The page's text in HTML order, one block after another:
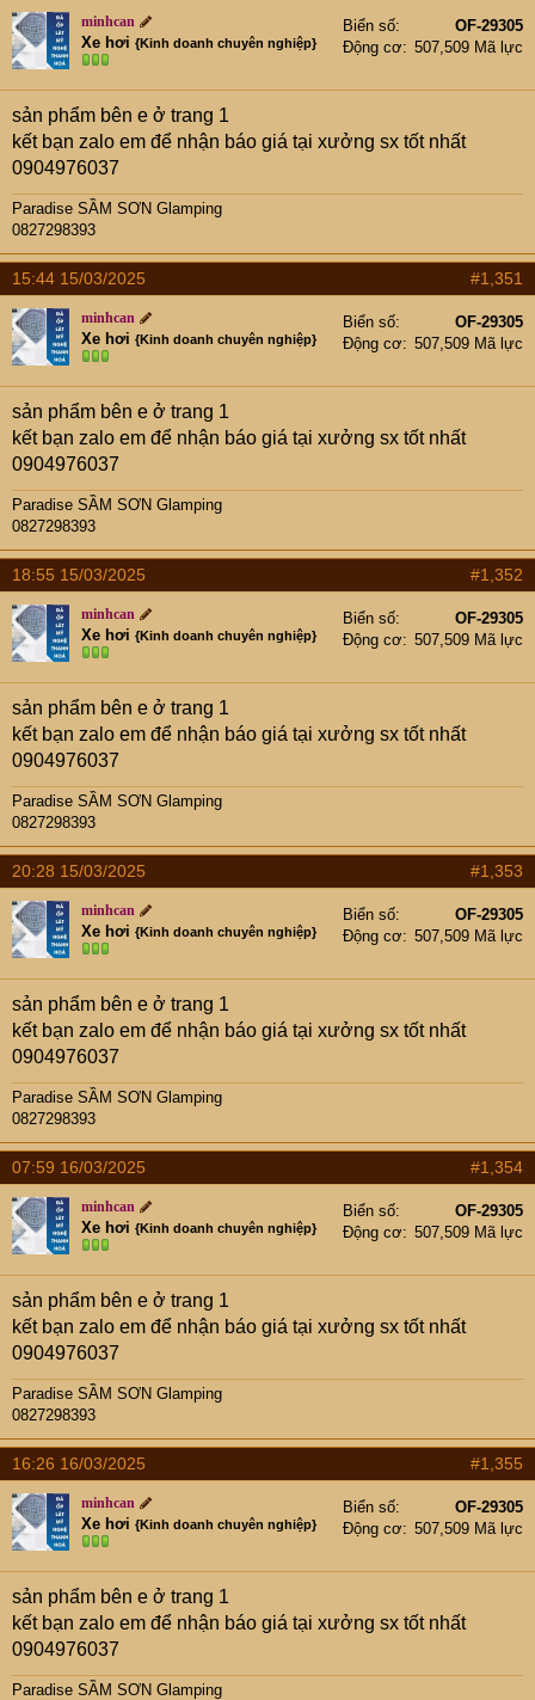
minhcan
Xe hơi {Kinh doanh chuyên nghiệp}
Biển số
OF-29305
Động cơ
507,509 Mã lực
sản phẩm bên e ở trang 1
kết bạn zalo em để nhận báo giá tại xưởng sx tốt nhất
0904976037
Paradise SẦM SƠN Glamping
0827298393
15:44 15/03/2025 #1,351
minhcan
Xe hơi {Kinh doanh chuyên nghiệp}
Biển số
OF-29305
Động cơ
507,509 Mã lực
sản phẩm bên e ở trang 1
kết bạn zalo em để nhận báo giá tại xưởng sx tốt nhất
0904976037
Paradise SẦM SƠN Glamping
0827298393
18:55 15/03/2025 #1,352
minhcan
Xe hơi {Kinh doanh chuyên nghiệp}
Biển số
OF-29305
Động cơ
507,509 Mã lực
sản phẩm bên e ở trang 1
kết bạn zalo em để nhận báo giá tại xưởng sx tốt nhất
0904976037
Paradise SẦM SƠN Glamping
0827298393
20:28 15/03/2025 #1,353
minhcan
Xe hơi {Kinh doanh chuyên nghiệp}
Biển số
OF-29305
Động cơ
507,509 Mã lực
sản phẩm bên e ở trang 1
kết bạn zalo em để nhận báo giá tại xưởng sx tốt nhất
0904976037
Paradise SẦM SƠN Glamping
0827298393
07:59 16/03/2025 #1,354
minhcan
Xe hơi {Kinh doanh chuyên nghiệp}
Biển số
OF-29305
Động cơ
507,509 Mã lực
sản phẩm bên e ở trang 1
kết bạn zalo em để nhận báo giá tại xưởng sx tốt nhất
0904976037
Paradise SẦM SƠN Glamping
0827298393
16:26 16/03/2025 #1,355
minhcan
Xe hơi {Kinh doanh chuyên nghiệp}
Biển số
OF-29305
Động cơ
507,509 Mã lực
sản phẩm bên e ở trang 1
kết bạn zalo em để nhận báo giá tại xưởng sx tốt nhất
0904976037
Paradise SẦM SƠN Glamping